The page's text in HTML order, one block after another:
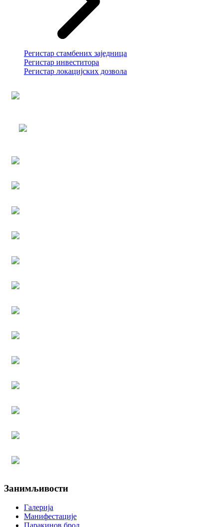
Регистар стамбених заједница
Регистар инвеститора
Регистар локацијских дозвола
Занимљивости
Галерија
Манифестације